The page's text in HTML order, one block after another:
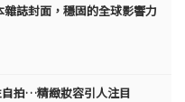
雜誌封面，穩固的全球影響力
自拍…精緻妝容引人注目